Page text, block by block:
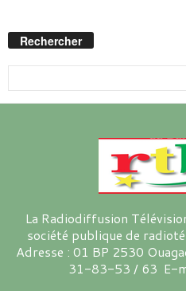
Rechercher
La Radiodiffusion
société publique de
Adresse : 01 BP 2530
31-83-53 / 63 E-